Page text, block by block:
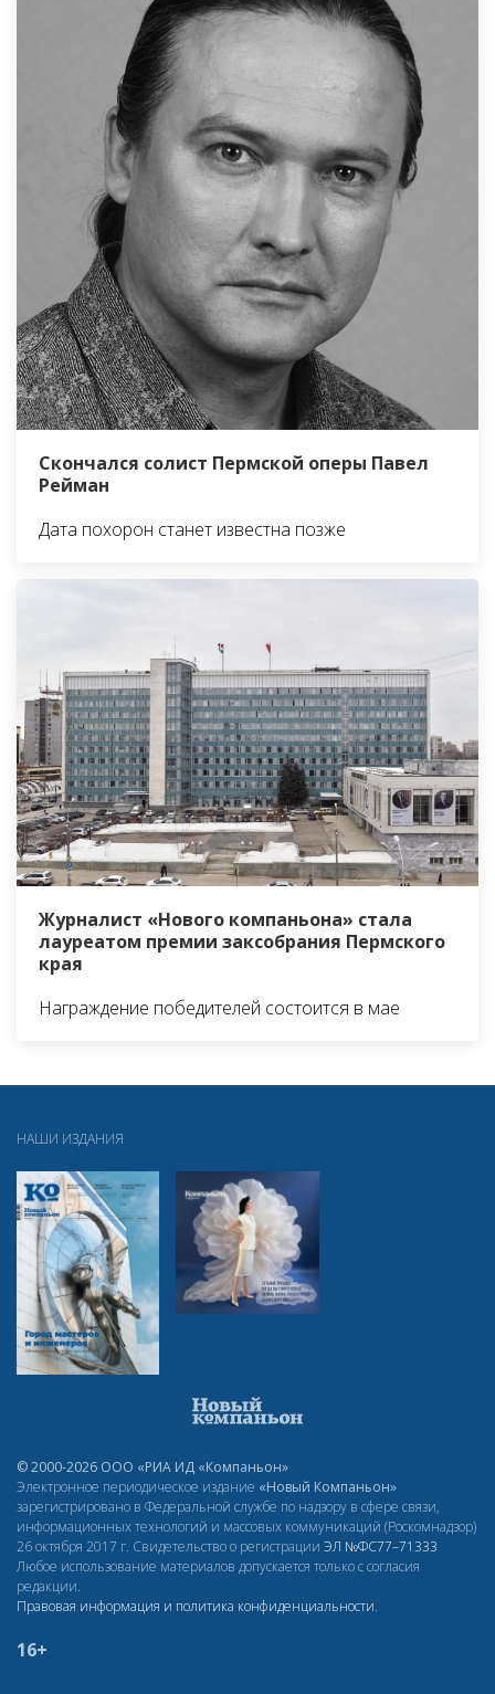
Скончался солист Пермской оперы Павел
Рейман
Дата похорон станет известна позже
Журналист «Нового компаньона» стала
лауреатом премии заксобрания Пермского
края
Награждение победителей состоится в мае
НАШИ ИЗДАНИЯ
© 2000-2026 ООО «РИА ИД «Компаньон»
Электронное периодическое издание «Новый Компаньон»
зарегистрировано в Федеральной службе по надзору в сфере связи,
информационных технологий и массовых коммуникаций (Роскомнадзор)
26 октября 2017 г. Свидетельство о регистрации ЭЛ №ФС77–71333
Любое использование материалов допускается только с согласия
редакции.
Правовая информация и политика конфиденциальности.
16+